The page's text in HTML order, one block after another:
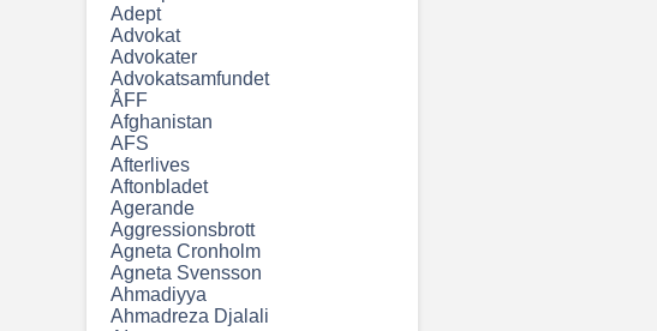
Adept
Advokat
Advokater
Advokatsamfundet
ÅFF
Afghanistan
AFS
Afterlives
Aftonbladet
Agerande
Aggressionsbrott
Agneta Cronholm
Agneta Svensson
Ahmadiyya
Ahmadreza Djalali